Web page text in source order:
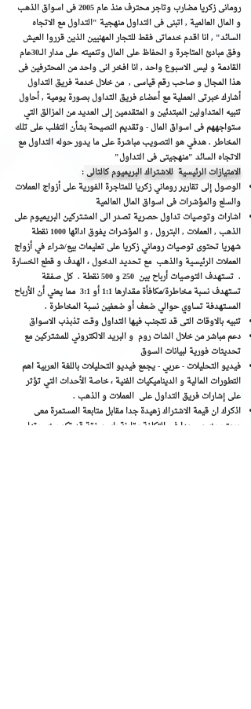
رومانى زكريا مضارب وتاجر محترف منذ عام 2005 فى اسواق الذهب
و المال العالمية , اتبنى فى التداول منهجية "التداول مع الاتجاه
السائد" , ​انا اقدم خدماتى فقط للتجار المهنيين الذين قرروا العيش
وفق مبادئ المتاجرة و الحفاظ على المال وتنميته على مدار الـــ30عام
القادمة و ليس الاسبوع واحد , انا افخر انى واحد من المحترفين فى
هذا المجال و صاحب رقم قياسى , من خلال خدمة فريق التداول
أشارك خبرتى العملية مع أعضاء فريق التداول بصورة يومية , أحاول
تنبيه المتداولين المبتدئين و المتقدمين إلى العديد من المزالق التي
ستواجههم فى اسواق المال - وتقديم النصيحة بشأن التغلب على تلك
المخاطر . هدفي هو التصويب مباشرة على ما يدور حوله التداول مع
الاتجاه السائد "منهجيتى فى التداول"
الامتيازات الرئيسية للاشتراك البريميوم كالتالى:
الوصول إلى تقارير روماني زكريا للمتاجرة الفورية على أزواج العملات
والسلع والمؤشرات فى اسواق المال العالمية
اشارات وتوصيات تداول حصرية تصدر الى المشتركين البريميوم على
الذهب , العملات , البترول , و المؤشرات يفوق ادائها 1000 نقطة
شهريا تحتوى توصيات روماني زكريا على تعليمات بيع/شراء في أزواج
العملات الرئيسية والذهب مع تحديد الدخول ، الهدف و قطع الخسارة
. تستهدف التوصيات أرباح بين 250 و 500 نقطة . كل صفقة
تستهدف نسبة مخاطرة/مكافأة مقدارها 1:1 أو 3:1 مما يعني أن الأرباح
المستهدفة تساوي حوالي ضعف أو ضعفين نسبة المخاطرة .
تنبيه بالاوقات التى قد نتجنب فيها التداول وقت تذبذب الاسواق
دعم مباشر من خلال الشات روم و البريد الالكتروني للمشتركين مع
تحديثات فورية لبيانات السوق
فيديو التحليلات - عربي - يجمع فيديو التحليلات باللغة العربية اهم
التطورات المالية و الديناميكيات الفنية ، خاصة الأحداث التي تؤثر
على إشارات فريق التداول على العملات و الذهب .
اذكرك ان قيمة الاشتراك زهيدة جدا مقابل متابعة المستمرة معى
ويعتبر رخيص جدا فى التكلفة مقارنة باى صفقة قد تكون خسرتها